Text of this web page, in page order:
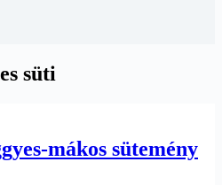
süti
mákos sütemény